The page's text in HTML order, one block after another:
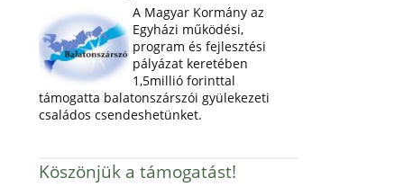
A Magyar Kormány az
Egyházi működési,
program és fejlesztési
pályázat keretében
1,5millió forinttal
támogatta balatonszárszói gyülekezeti
családos csendeshetünket.
Köszönjük a támogatást!